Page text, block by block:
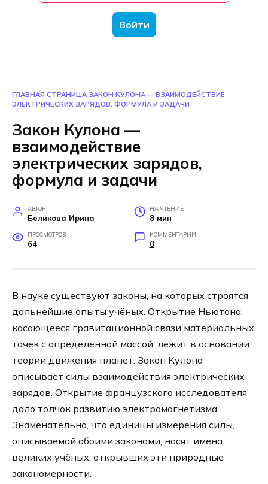
Войти
ГЛАВНАЯ СТРАНИЦА ЗАКОН КУЛОНА — ВЗАИМОДЕЙСТВИЕ
ЭЛЕКТРИЧЕСКИХ ЗАРЯДОВ, ФОРМУЛА И ЗАДАЧИ
Закон Кулона —
взаимодействие
электрических зарядов,
формула и задачи
АВТОР
Беликова Ирина
НА ЧТЕНИЕ
8 мин
ПРОСМОТРОВ
64
КОММЕНТАРИИ
0
В науке существуют законы, на которых строятся
дальнейшие опыты учёных. Открытие Ньютона,
касающееся гравитационной связи материальных
точек с определённой массой, лежит в основании
теории движения планет. Закон Кулона
описывает силы взаимодействия электрических
зарядов. Открытие французского исследователя
дало толчок развитию электромагнетизма.
Знаменательно, что единицы измерения силы,
описываемой обоими законами, носят имена
великих учёных, открывших эти природные
закономерности.